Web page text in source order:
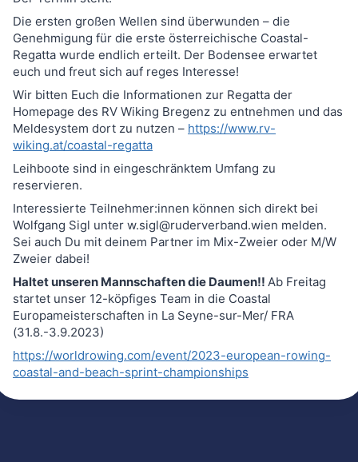
Die ersten großen Wellen sind überwunden – die
Genehmigung für die erste österreichische Coastal-
Regatta wurde endlich erteilt. Der Bodensee erwartet
euch und freut sich auf reges Interesse!
Wir bitten Euch die Informationen zur Regatta der
Homepage des RV Wiking Bregenz zu entnehmen und das
Meldesystem dort zu nutzen – https://www.rv-
wiking.at/coastal-regatta
Leihboote sind in eingeschränktem Umfang zu
reservieren.
Interessierte Teilnehmer:innen können sich direkt bei
Wolfgang Sigl unter w.sigl@ruderverband.wien melden.
Sei auch Du mit deinem Partner im Mix-Zweier oder M/W
Zweier dabei!
Haltet unseren Mannschaften die Daumen!! Ab Freitag
startet unser 12-köpfiges Team in die Coastal
Europameisterschaften in La Seyne-sur-Mer/ FRA
(31.8.-3.9.2023)
https://worldrowing.com/event/2023-european-rowing-
coastal-and-beach-sprint-championships